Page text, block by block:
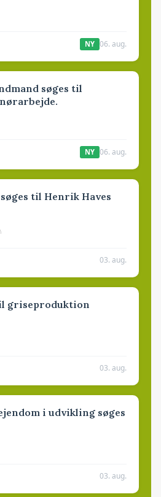
NY 06. aug.
søges til
NY 06. aug.
til Henrik Haves
03. aug.
griseproduktion
03. aug.
i udvikling søges
03. aug.